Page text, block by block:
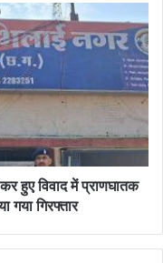
हुए विवाद में प्राणघातक
गया गिरफ्तार